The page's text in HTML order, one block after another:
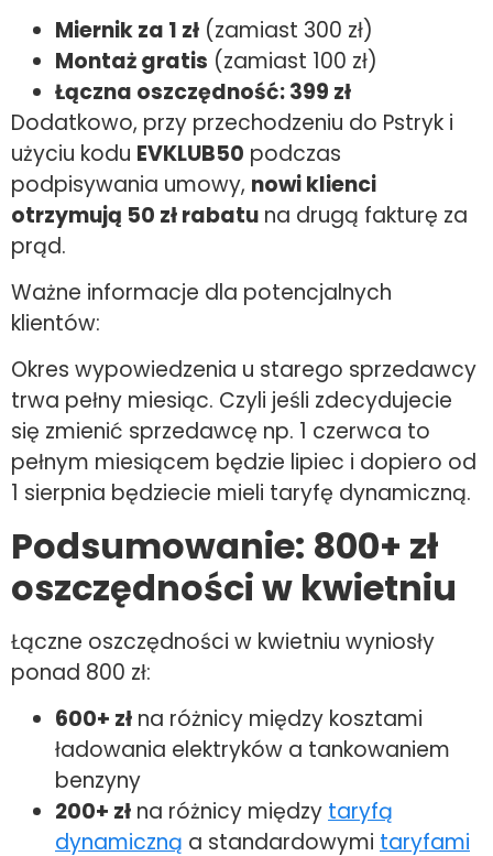
Miernik za 1 zł (zamiast 300 zł)
Montaż gratis (zamiast 100 zł)
Łączna oszczędność: 399 zł
Dodatkowo, przy przechodzeniu do Pstryk i
użyciu kodu EVKLUB50 podczas
podpisywania umowy, nowi klienci
otrzymują 50 zł rabatu na drugą fakturę za
prąd.
Ważne informacje dla potencjalnych
klientów:
Okres wypowiedzenia u starego sprzedawcy
trwa pełny miesiąc. Czyli jeśli zdecydujecie
się zmienić sprzedawcę np. 1 czerwca to
pełnym miesiącem będzie lipiec i dopiero od
1 sierpnia będziecie mieli taryfę dynamiczną.
Podsumowanie: 800+ zł
oszczędności w kwietniu
Łączne oszczędności w kwietniu wyniosły
ponad 800 zł:
600+ zł na różnicy między kosztami
ładowania elektryków a tankowaniem
benzyny
200+ zł na różnicy między taryfą
dynamiczną a standardowymi taryfami